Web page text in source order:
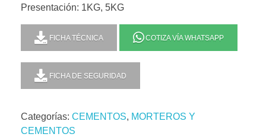
Presentación: 1KG, 5KG
FICHA TÉCNICA COTIZA VÍA WHATSAPP
FICHA DE SEGURIDAD
Categorías: CEMENTOS, MORTEROS Y
CEMENTOS